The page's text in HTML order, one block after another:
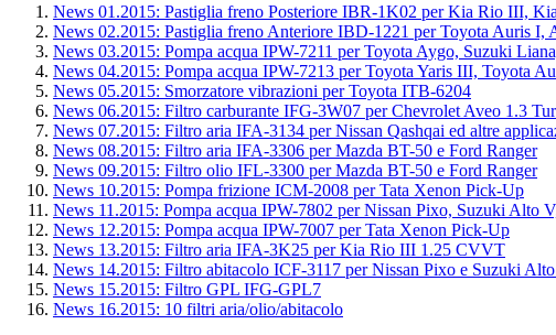
News 01.2015: Pastiglia freno Posteriore IBR-1K02 per Kia Rio III,
News 02.2015: Pastiglia freno Anteriore IBD-1221 per Toyota Auris
News 03.2015: Pompa acqua IPW-7211 per Toyota Aygo, Suzuki
News 04.2015: Pompa acqua IPW-7213 per Toyota Yaris III, Toyota
News 05.2015: Smorzatore vibrazioni per Toyota ITB-6204
News 06.2015: Filtro carburante IFG-3W07 per Chevrolet Aveo 1.3
News 07.2015: Filtro aria IFA-3134 per Nissan Qashqai ed altre
News 08.2015: Filtro aria IFA-3306 per Mazda BT-50 e Ford Ranger
News 09.2015: Filtro olio IFL-3300 per Mazda BT-50 e Ford Ranger
News 10.2015: Pompa frizione ICM-2008 per Tata Xenon Pick-Up
News 11.2015: Pompa acqua IPW-7802 per Nissan Pixo, Suzuki Alto
News 12.2015: Pompa acqua IPW-7007 per Tata Xenon Pick-Up
News 13.2015: Filtro aria IFA-3K25 per Kia Rio III 1.25 CVVT
News 14.2015: Filtro abitacolo ICF-3117 per Nissan Pixo e Suzuki
News 15.2015: Filtro GPL IFG-GPL7
News 16.2015: 10 filtri aria/olio/abitacolo